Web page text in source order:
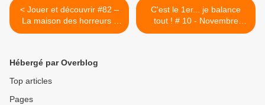
< Jouer et découvrir #82 –
La maison des horreurs -
Djeco (Dès 4 ans)
C'est le 1er... je balance
tout ! # 10 - Novembre
2017 >
Hébergé par Overblog
Top articles
Pages